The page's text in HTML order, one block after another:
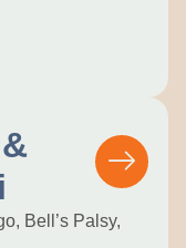
Bell’s Palsy,